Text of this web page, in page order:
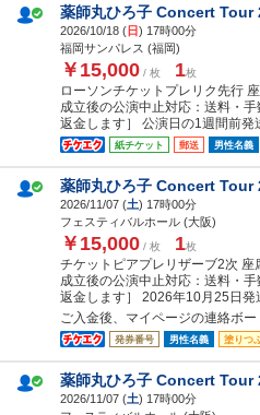
薬師丸ひろ子 Concert Tour
2026/10/18 (日) 17時00分
福岡サンパレス (福岡)
￥15,000 / 枚 1枚
ローソンチケットプレリク先行
成立後の公演中止対応：送料・
返金します］ 公演日の1週間前発
紙チケット 郵送 男性名義
薬師丸ひろ子 Concert Tour
2026/11/07 (土) 17時00分
フェスティバルホール (大阪)
￥15,000 / 枚 1枚
チケットピアプレリザーブ2次
成立後の公演中止対応：送料・
返金します］ 2026年10月25日発
ご入金後、マイページの連絡ボー
発券番号 男性名義 塗りつ
薬師丸ひろ子 Concert Tour
2026/11/07 (土) 17時00分